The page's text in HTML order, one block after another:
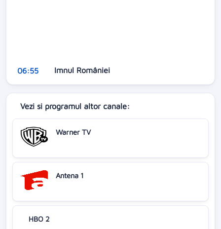
06:55 Imnul României
Vezi si programul altor canale:
Warner TV
Antena 1
HBO 2